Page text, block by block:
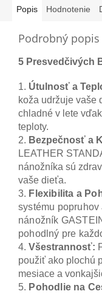
Popis Hodnotenie
Podrobný popis
5 Presvedčivých
1. Útulnosť a
koža udržuje vaše
chladné v lete
teploty.
2. Bezpečnosť a
LEATHER
nánožníka sú
vaše dieťa.
3. Flexibilita a
systému
nánožník
pohodlný pre
4. Všestrannosť:
použiť ako plochú
mesiace a
5. Pohodlie na